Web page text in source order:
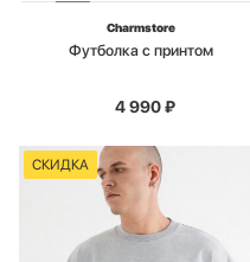
Charmstore
Футболка с принтом
4 990₽
СКИДКА